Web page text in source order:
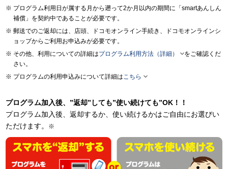
プログラム利用日が属する月から遡って2か月以内の期間に「smartあんしん
補償」を契約中であることが必要です。
郵送でのご返却には、店頭、ドコモオンライン手続き、ドコモオンラインシ
ョップからご利用お申込みが必要です。
その他、利用についての詳細はプログラム利用方法（詳細） をご確認くだ
さい。
プログラムの利用申込みについて詳細はこちら 
プログラム加入後、”返却”しても”使い続けても”OK！！
プログラム加入後、返却するか、使い続けるかはご自由にお選びい
ただけます。
※